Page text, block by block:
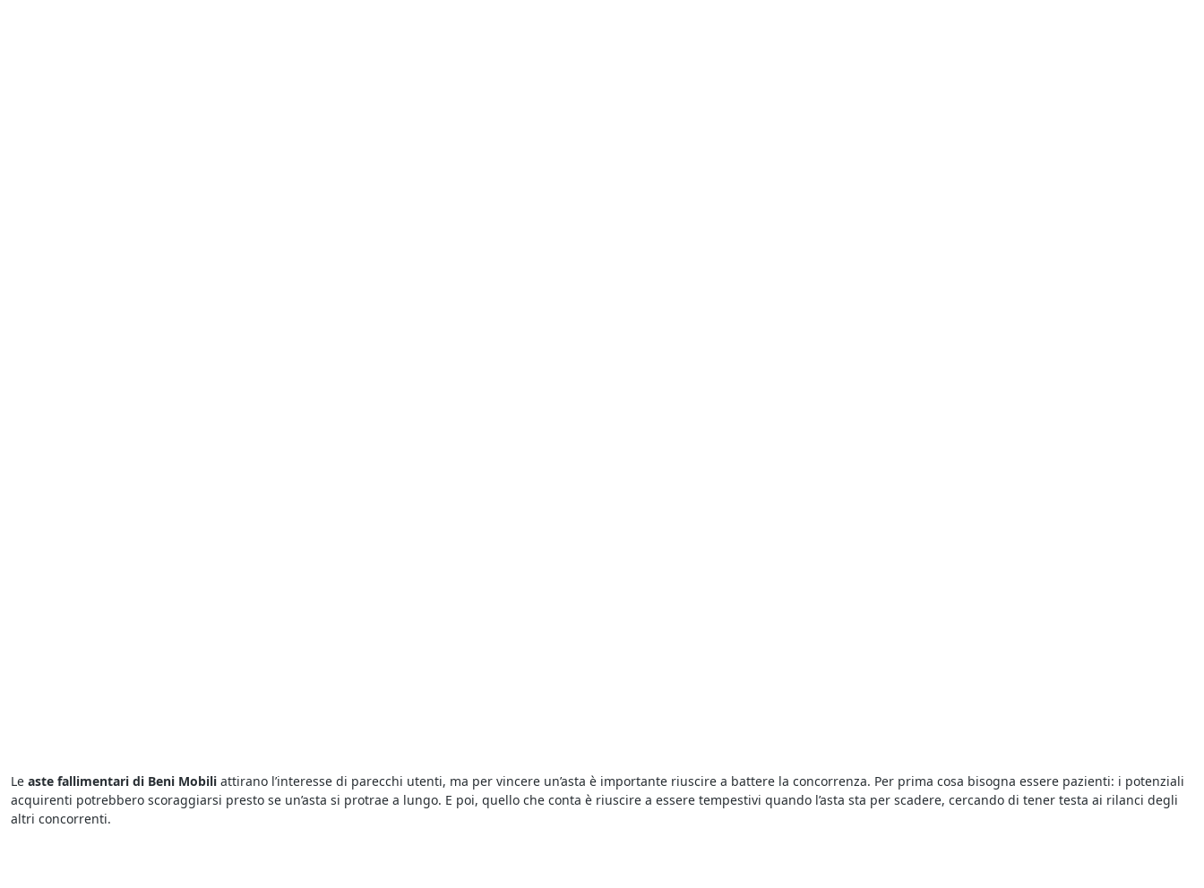
Le aste fallimentari di Beni Mobili attirano l’interesse di parecchi utenti, ma per vincere un’asta è importante riuscire a battere la concorrenza. Per prima cosa bisogna essere pazienti: i potenziali
acquirenti potrebbero scoraggiarsi presto se un’asta si protrae a lungo. E poi, quello che conta è riuscire a essere tempestivi quando l’asta sta per scadere, cercando di tener testa ai rilanci degli
altri concorrenti.